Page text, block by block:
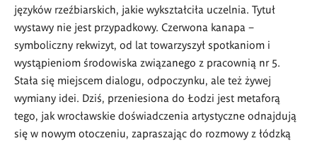
języków rzeźbiarskich, jakie wykształciła uczelnia. Tytuł
wystawy nie jest przypadkowy. Czerwona kanapa –
symboliczny rekwizyt, od lat towarzyszył spotkaniom i
wystąpieniom środowiska związanego z pracownią nr 5.
Stała się miejscem dialogu, odpoczynku, ale też żywej
wymiany idei. Dziś, przeniesiona do Łodzi jest metaforą
tego, jak wrocławskie doświadczenia artystyczne odnajdują
się w nowym otoczeniu, zapraszając do rozmowy z łódzką